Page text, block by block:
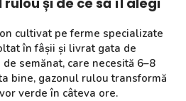
cultivat pe ferme specializate
în fâșii și livrat gata de
semănat, care necesită 6–8
bine, gazonul rulou transformă
verde în câteva ore.